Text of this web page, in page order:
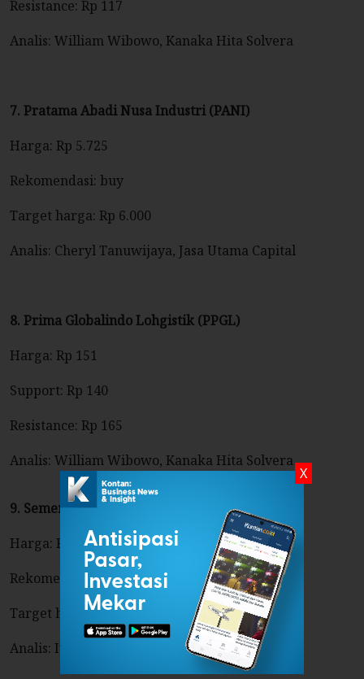
Resistance: Rp 117
Analis: William Wibowo, Kanaka Hita Solvera
7. Pratama Abadi Nusa Industri (PANI)
Harga: Rp 5.725
Rekomendasi: buy
Target harga: Rp 6.000
Analis: Cheryl Tanuwijaya, Jasa Utama Capital
8. Prima Globalindo Lohgistik (PPGL)
Harga: Rp 151
Support: Rp 140
Resistance: Rp 165
Analis: William Wibowo, Kanaka Hita Solvera
9. Semen Indonesia (SMGR)
Harga: Rp 7.225
Rekomendasi: buy on weakness
Target harga: Rp 8.200
Analis: Ivan Rosanova, Binaartha Sekuritas
X